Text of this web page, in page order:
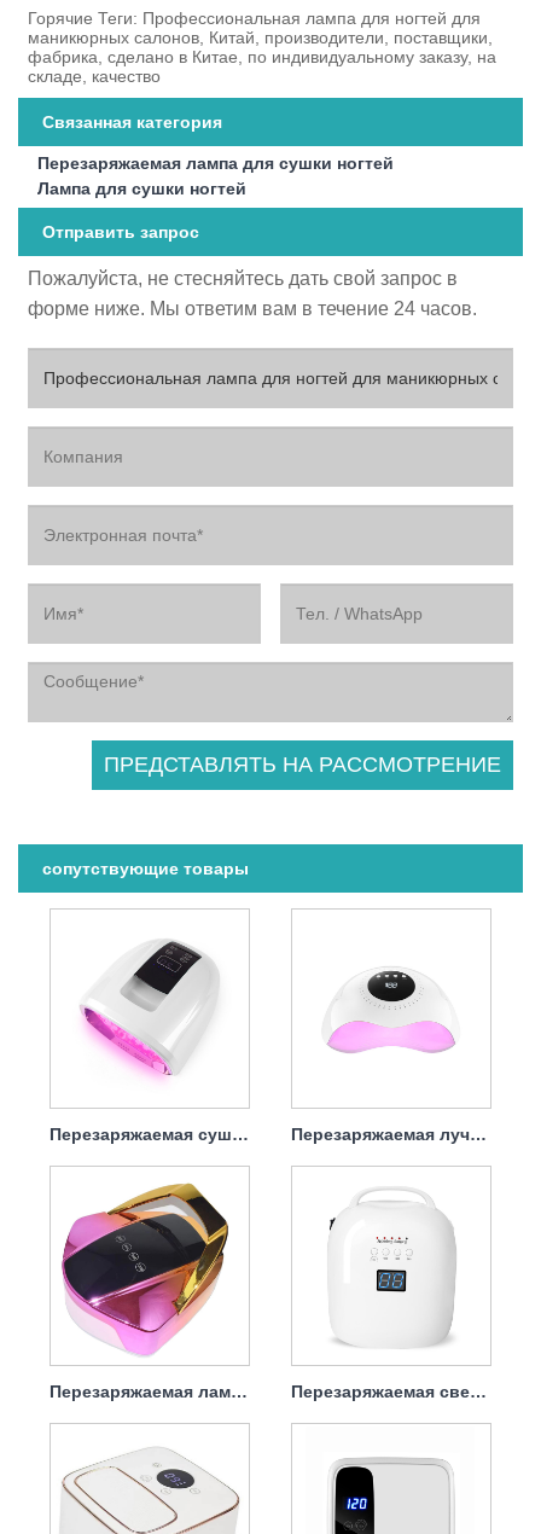
Горячие Теги: Профессиональная лампа для ногтей для
маникюрных салонов, Китай, производители, поставщики,
фабрика, сделано в Китае, по индивидуальному заказу, на
складе, качество
Связанная категория
Перезаряжаемая лампа для сушки ногтей
Лампа для сушки ногтей
Отправить запрос
Пожалуйста, не стесняйтесь дать свой запрос в
форме ниже. Мы ответим вам в течение 24 часов.
сопутствующие товары
Перезаряжаемая сушилка для ногтей УФ-лампа 90 Вт Перезаряжаемая лучшая лампа для сушки ногтей 120 Вт
Перезаряжаемая лампа для сушки гелевых ногтей 96 Вт Перезаряжаемая светодиодная лампа для сушки ногтей 86 Вт, переносная